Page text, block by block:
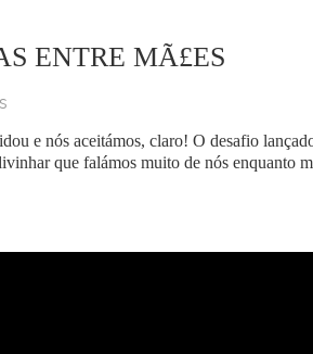
ENTRE MÃ£ES
e nós aceitámos, claro! O desafio
que falámos muito de nós enquanto